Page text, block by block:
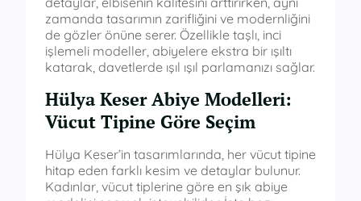
zamanda tasarımın zarifliğini ve modernliğini
de gözler önüne serer. Özellikle taşlı, inci
işlemeli modeller, abiyelere ekstra bir ışıltı
katarak, davetlerde ışıl ışıl parlamanızı sağlar.
Hülya Keser Abiye Modelleri:
Vücut Tipine Göre Seçim
Hülya Keser’in tasarımlarında, her vücut tipine
hitap eden farklı kesim ve detaylar bulunur.
Kadınlar, vücut tiplerine göre en şık abiye